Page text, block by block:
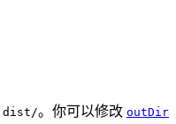
dist/。你可以修改 outDir